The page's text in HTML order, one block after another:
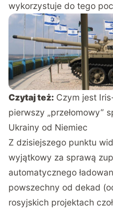
wykorzystuje do tego
Czytaj też: Czym jest
pierwszy „przełomowy”
Ukrainy od Niemiec
Z dzisiejszego punktu
wyjątkowy za sprawą
automatycznego
powszechny od dekad
rosyjskich projektach